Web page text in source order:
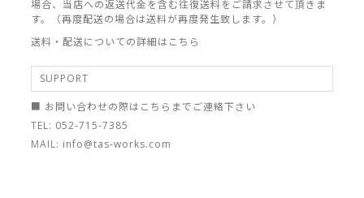
場合、当店への返送代金を含む往復送料をご請求させて頂きま
す。（再度配送の場合は送料が再度発生致します。）
送料・配送についての詳細はこちら
SUPPORT
■ お問い合わせの際はこちらまでご連絡下さい
TEL: 052-715-7385
MAIL: info@tas-works.com